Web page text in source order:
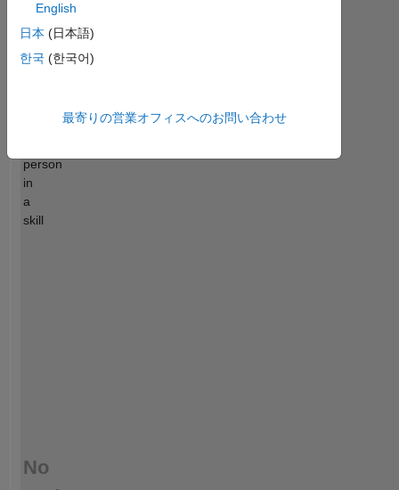
check
input
argcheck.
use
younger
check
エンドースメント
endorse
person
in
a
skill
No
English
日本 (日本語)
한국 (한국어)
最寄りの営業オフィスへのお問い合わせ